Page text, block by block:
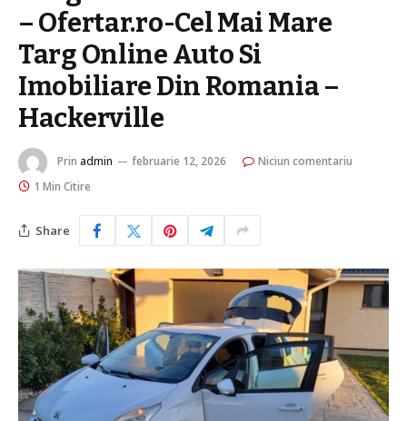
– Ofertar.ro-Cel Mai Mare
Targ Online Auto Si
Imobiliare Din Romania –
Hackerville
Prin admin februarie 12, 2026
Niciun comentariu
1 Min Citire
Share